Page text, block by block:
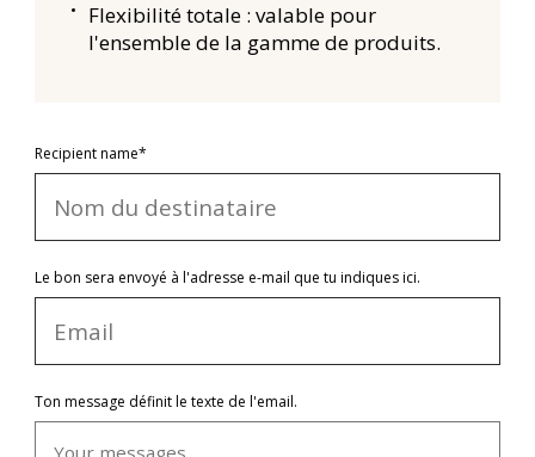
Flexibilité totale : valable pour
l'ensemble de la gamme de produits.
Recipient name*
Le bon sera envoyé à l'adresse e-mail que tu indiques ici.
Ton message définit le texte de l'email.